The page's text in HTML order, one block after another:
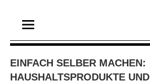
EINFACH SELBER MACHEN:
HAUSHALTSPRODUKTE UND